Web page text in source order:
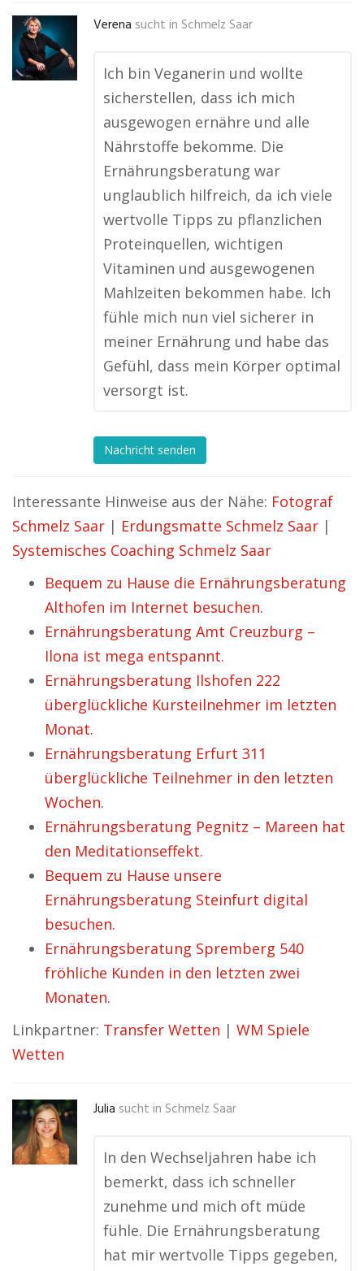
Verena sucht in Schmelz Saar
Ich bin Veganerin und wollte
sicherstellen, dass ich mich
ausgewogen ernähre und alle
Nährstoffe bekomme. Die
Ernährungsberatung war
unglaublich hilfreich, da ich viele
wertvolle Tipps zu pflanzlichen
Proteinquellen, wichtigen
Vitaminen und ausgewogenen
Mahlzeiten bekommen habe. Ich
fühle mich nun viel sicherer in
meiner Ernährung und habe das
Gefühl, dass mein Körper optimal
versorgt ist.
Nachricht senden
Interessante Hinweise aus der Nähe: Fotograf
Schmelz Saar | Erdungsmatte Schmelz Saar |
Systemisches Coaching Schmelz Saar
Bequem zu Hause die Ernährungsberatung
Althofen im Internet besuchen.
Ernährungsberatung Amt Creuzburg –
Ilona ist mega entspannt.
Ernährungsberatung Ilshofen 222
überglückliche Kursteilnehmer im letzten
Monat.
Ernährungsberatung Erfurt 311
überglückliche Teilnehmer in den letzten
Wochen.
Ernährungsberatung Pegnitz – Mareen hat
den Meditationseffekt.
Bequem zu Hause unsere
Ernährungsberatung Steinfurt digital
besuchen.
Ernährungsberatung Spremberg 540
fröhliche Kunden in den letzten zwei
Monaten.
Linkpartner: Transfer Wetten | WM Spiele
Wetten
Julia sucht in Schmelz Saar
In den Wechseljahren habe ich
bemerkt, dass ich schneller
zunehme und mich oft müde
fühle. Die Ernährungsberatung
hat mir wertvolle Tipps gegeben,